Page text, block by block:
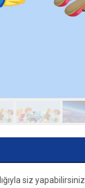
siz yapabilirsiniz.